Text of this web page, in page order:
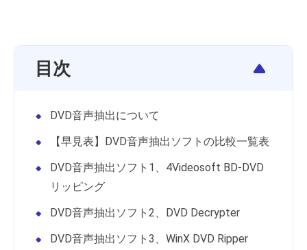
目次
DVD音声抽出について
【早見表】DVD音声抽出ソフトの比較一覧表
DVD音声抽出ソフト1、4Videosoft BD-DVD
リッピング
DVD音声抽出ソフト2、DVD Decrypter
DVD音声抽出ソフト3、WinX DVD Ripper